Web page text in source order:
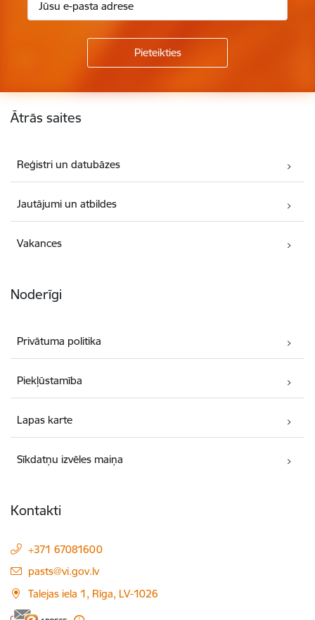
Kājene
Ātrās saites
Reģistri un datubāzes
Jautājumi un atbildes
Vakances
Noderīgi
Privātuma politika
Piekļūstamība
Lapas karte
Sīkdatņu izvēles maiņa
Kontakti
+371 67081600
E-pasts:
pasts@vi.gov.lv
Talejas iela 1, Rīga, LV-1026